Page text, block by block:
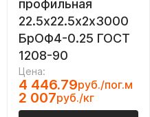
профильная
22.5х22.5х2х3000
БрОФ4-0.25 ГОСТ
1208-90
Цена:
4 446.79руб./пог.м
2 007руб./кг